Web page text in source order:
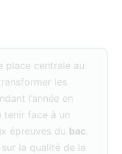
place centrale au
les
l’année en
tenir face à un
épreuves du bac.
la qualité de la